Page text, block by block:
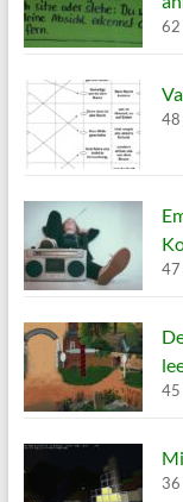
62
48
47
45